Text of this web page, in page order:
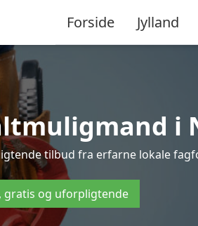
Forside Jylland
i
tilbud fra erfarne lokale
gratis og uforpligtende